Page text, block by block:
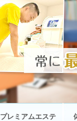
プレミアムエステ